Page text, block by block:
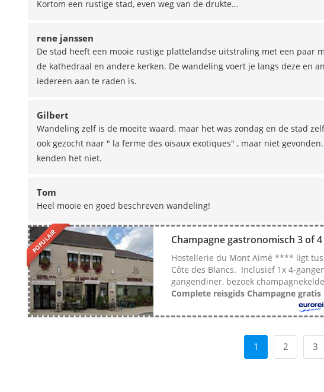
Kortom een rustige stad, even weg van de drukte...
rene janssen
De stad heeft een mooie rustige plattelandse uitstraling met een
de kathedraal en andere kerken. De wandeling voert je langs deze en
iedereen aan te raden is.
Gilbert
Wandeling zelf is de moeite waard, maar het was zondag en de stad
ook gezocht naar " la ferme des oisaux exotiques" , maar niet
kenden het niet.
Tom
Heel mooie en goed beschreven wandeling!
POPULAIR Champagne gastronomisch 3 of
Hostellerie du Mont Aimé **** ligt
Côte des Blancs. Inclusief 1x 4-
gangendiner, bezoek
Complete reisgids Champagne gratis
1 2 3